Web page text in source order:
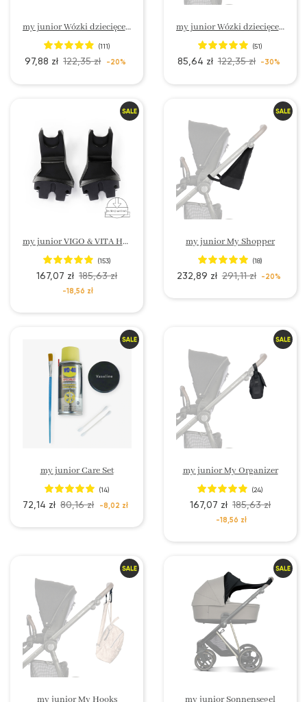
my junior Wózki dziecięce Getränkehalter My Cup
(111)
97,88 zł 122,35 zł -20%
my junior Wózki dziecięce LED My Shiny guide
(51)
85,64 zł 122,35 zł -30%
my junior VIGO & VITA HOPE & VITA unique 3 & VITA unique 2 & VITA 2 Adaptery do wózka
(153)
167,07 zł 185,63 zł
-18,56 zł
my junior My Shopper
(18)
232,89 zł 291,11 zł -20%
my junior Care Set
(14)
72,14 zł 80,16 zł -8,02 zł
my junior My Organizer
(24)
167,07 zł 185,63 zł
-18,56 zł
my junior My Hooks my junior Sonnensegel